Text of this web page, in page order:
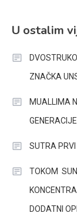
U ostalim
ZNAČKA
MUALLIMA
GENERACIJE
SUTRA PRVI
TOKOM
DODATNI